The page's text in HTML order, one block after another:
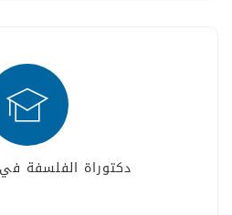
دكتوراة الفلسفة